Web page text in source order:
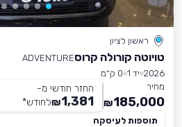
ראשון לציון
טויוטה קורולה קרוסADVENTURE
2026 יד 1
0 ק״מ
מחיר
185,000
₪
החזר חודשי מ-
1,381
₪לחודש*
תוספות לעיסקה